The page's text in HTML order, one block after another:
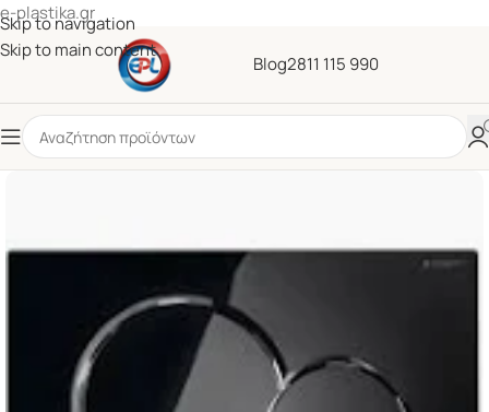
e-plastika.gr
Skip to navigation
Skip to main content
Blog2811 115 990